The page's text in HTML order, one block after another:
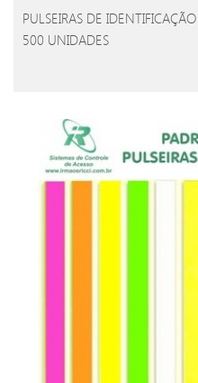
PULSEIRAS DE
500 UNIDADES